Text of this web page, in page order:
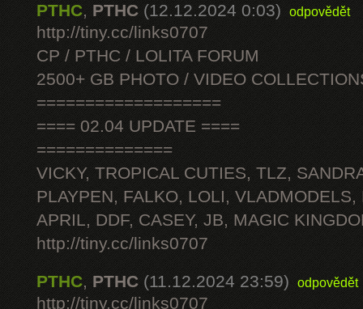
PTHC, PTHC (12.12.2024 0:03) odpovědět
http://tiny.cc/links0707
CP / PTHC / LOLITA FORUM
2500+ GB PHOTO / VIDEO
===================
==== 02.04 UPDATE ====
==============
VICKY, TROPICAL CUTIES, TLZ,
PLAYPEN, FALKO, LOLI, VLADMODELS,
APRIL, DDF, CASEY, JB, MAGIC
http://tiny.cc/links0707
PTHC, PTHC (11.12.2024 23:59) odpovědět
http://tiny.cc/links0707